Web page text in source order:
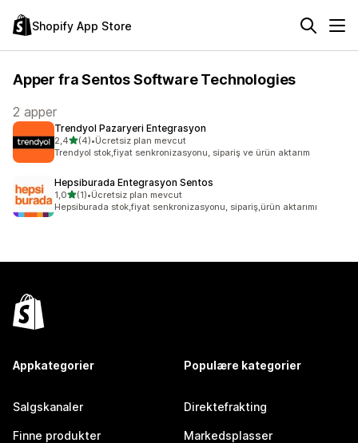
Shopify App Store
Apper fra Sentos Software Technologies
2 apper
Trendyol Pazaryeri Entegrasyon
2,4av 5 stjerner
(4)
Totalt 4 omtaler
•Ücretsiz plan mevcut
Trendyol stok,fiyat senkronizasyonu, sipariş ve ürün aktarım
Hepsiburada Entegrasyon Sentos
1,0av 5 stjerner
(1)
Totalt 1 omtaler
•Ücretsiz plan mevcut
Hepsiburada stok,fiyat senkronizasyonu, sipariş,ürün aktarımı
Appkategorier
Salgskanaler
Finne produkter
Populære kategorier
Direktefrakting
Markedsplasser